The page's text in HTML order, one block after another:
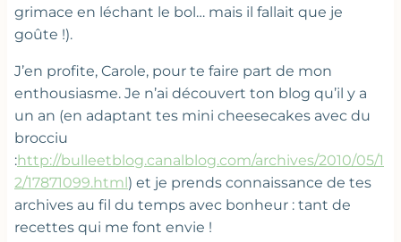
grimace en léchant le bol… mais il fallait que je
goûte !).
J’en profite, Carole, pour te faire part de mon
enthousiasme. Je n’ai découvert ton blog qu’il y a
un an (en adaptant tes mini cheesecakes avec du
brocciu
:http://bulleetblog.canalblog.com/archives/2010/05/1
2/17871099.html ) et je prends connaissance de tes
archives au fil du temps avec bonheur : tant de
recettes qui me font envie !